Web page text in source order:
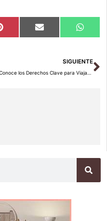
Compartir
en
Pinterest Compartir
en
Email
en
SIGUIENTE
Conoce los Derechos Clave para Viajar en Avión en Familia Este Verano con AirHelp